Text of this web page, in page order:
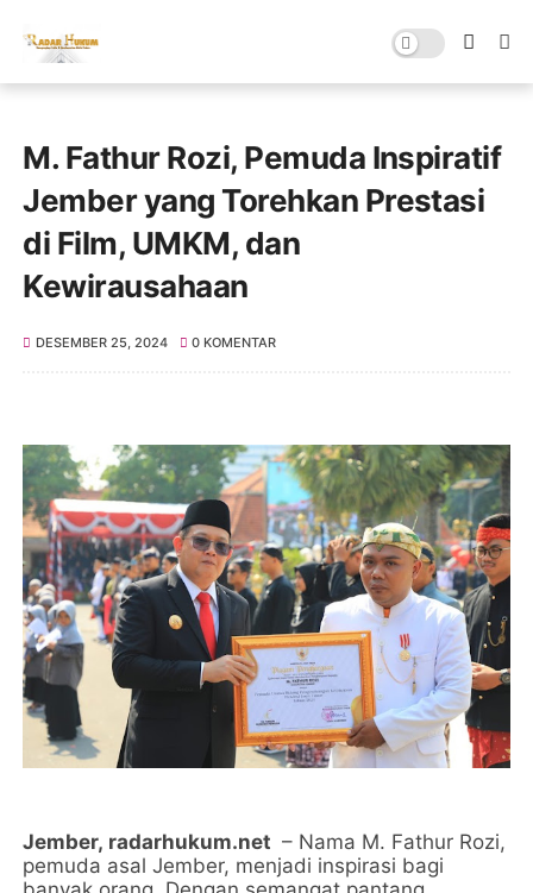
M. Fathur Rozi, Pemuda Inspiratif
Jember yang Torehkan Prestasi
di Film, UMKM, dan
Kewirausahaan
DESEMBER 25, 2024 0 KOMENTAR
Jember, radarhukum.net – Nama M. Fathur Rozi,
pemuda asal Jember, menjadi inspirasi bagi